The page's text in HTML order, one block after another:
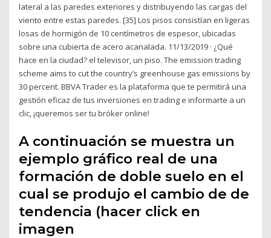
lateral a las paredes exteriores y distribuyendo las cargas del
viento entre estas paredes. [35] Los pisos consistían en ligeras
losas de hormigón de 10 centímetros de espesor, ubicadas
sobre una cubierta de acero acanalada. 11/13/2019 · ¿Qué
hace en la ciudad? el televisor, un piso. The emission trading
scheme aims to cut the country’s greenhouse gas emissions by
30 percent. BBVA Trader es la plataforma que te permitirá una
gestión eficaz de tus inversiones en trading e informarte a un
clic, ¡queremos ser tu bróker online!
A continuación se muestra un
ejemplo gráfico real de una
formación de doble suelo en el
cual se produjo el cambio de de
tendencia (hacer click en
imagen